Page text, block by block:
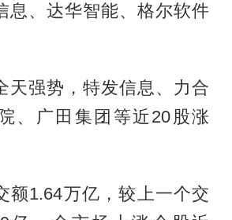
息、达华智能、格尔软件
天强势，特发信息、力合
、广田集团等近20股涨
额1.64万亿，较上一个交